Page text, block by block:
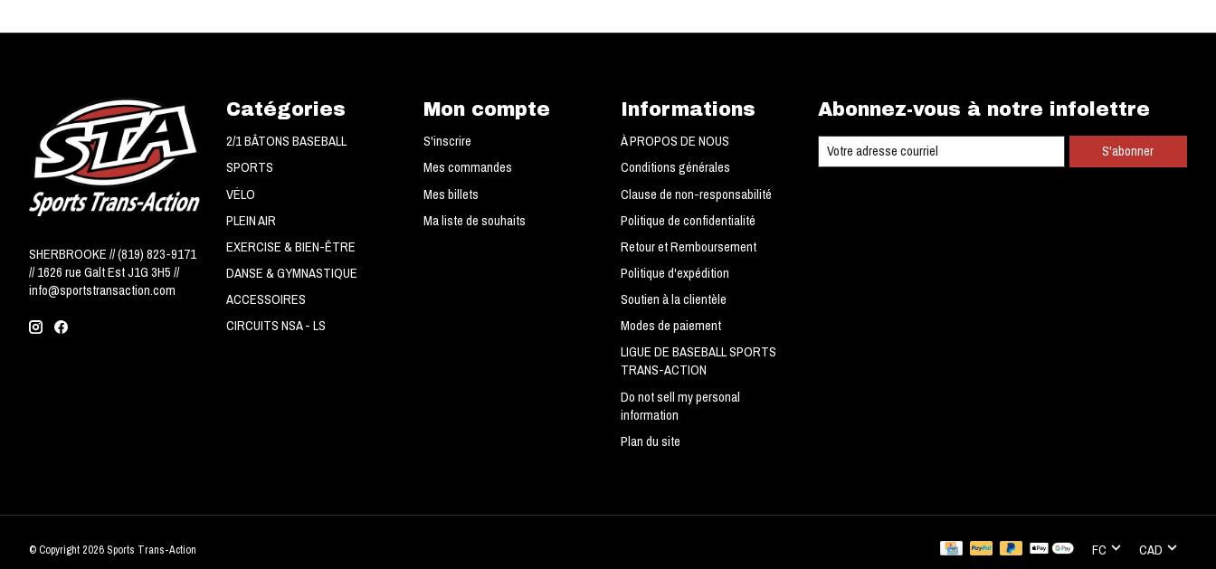
SHERBROOKE // (819) 823-9171
// 1626 rue Galt Est J1G 3H5 //
info@sportstransaction.com
Catégories
2/1 BÂTONS BASEBALL
SPORTS
VÉLO
PLEIN AIR
EXERCISE & BIEN-ÊTRE
DANSE & GYMNASTIQUE
ACCESSOIRES
CIRCUITS NSA - LS
Mon compte
S'inscrire
Mes commandes
Mes billets
Ma liste de souhaits
Informations
À PROPOS DE NOUS
Conditions générales
Clause de non-responsabilité
Politique de confidentialité
Retour et Remboursement
Politique d'expédition
Soutien à la clientèle
Modes de paiement
LIGUE DE BASEBALL SPORTS
TRANS-ACTION
Do not sell my personal
information
Plan du site
Abonnez-vous à notre infolettre
S'abonner
© Copyright 2026 Sports Trans-Action FC CAD